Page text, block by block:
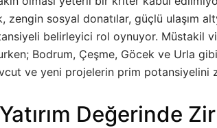
zengin sosyal donatılar, güçlü ulaşım
belirleyici rol oynuyor. Müstakil
Bodrum, Çeşme, Göcek ve Urla
ve yeni projelerin prim
Değerinde